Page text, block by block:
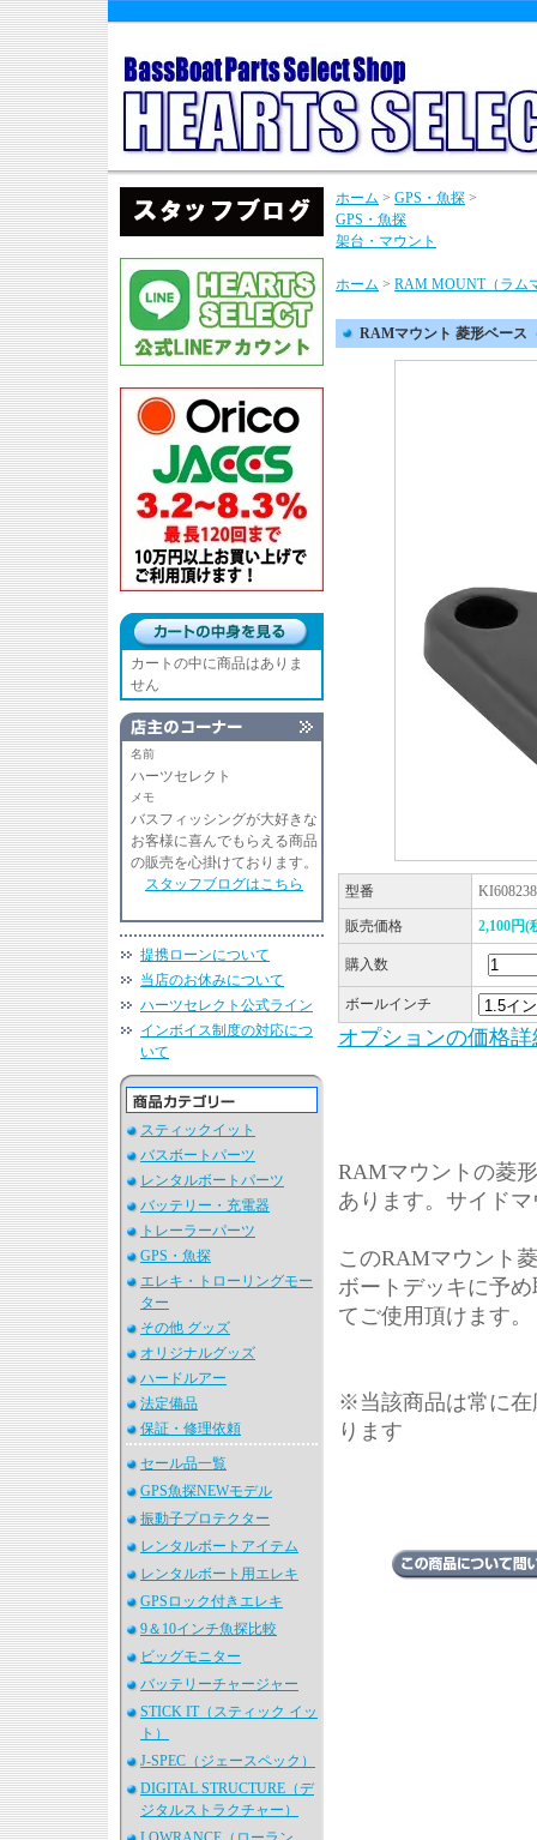
カートの中に商品はありま
せん
名前
ハーツセレクト
メモ
バスフィッシングが大好きな
お客様に喜んでもらえる商品
の販売を心掛けております。
スタッフブログはこちら
提携ローンについて
当店のお休みについて
ハーツセレクト公式ライン
インボイス制度の対応につ
いて
スティックイット
バスボートパーツ
レンタルボートパーツ
バッテリー・充電器
トレーラーパーツ
GPS・魚探
エレキ・トローリングモー
ター
その他 グッズ
オリジナルグッズ
ハードルアー
法定備品
保証・修理依頼
セール品一覧
GPS魚探NEWモデル
振動子プロテクター
レンタルボートアイテム
レンタルボート用エレキ
GPSロック付きエレキ
9＆10インチ魚探比較
ビッグモニター
バッテリーチャージャー
STICK IT（スティック イッ
ト）
J-SPEC（ジェースペック）
DIGITAL STRUCTURE（デ
ジタルストラクチャー）
ホーム > GPS・魚探 >
GPS・魚探
架台・マウント
ホーム > RAM MOUNT（ラム
RAMマウント 菱形ベース
型番
販売価格 2,100円(
購入数
ボールインチ
オプションの価格
RAMマウントの菱
あります。サイド
このRAMマウント
ボートデッキに予
てご使用頂けます。
※当該商品は常に在
ります